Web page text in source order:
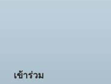
เข้าร่วม